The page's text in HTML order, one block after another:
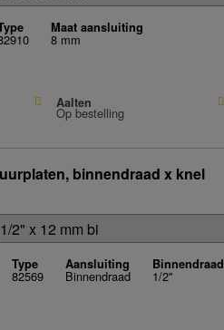
Maat aansluiting
8 mm
Aalten
Op bestelling
binnendraad x knel
Type
82569
Aansluiting
Binnendraad
Binnendraad
1/2"